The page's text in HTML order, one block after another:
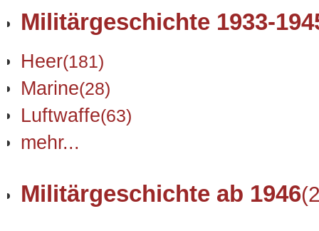
Militärgeschichte 1933-
Heer(181)
Marine(28)
Luftwaffe(63)
mehr...
Militärgeschichte ab 1946